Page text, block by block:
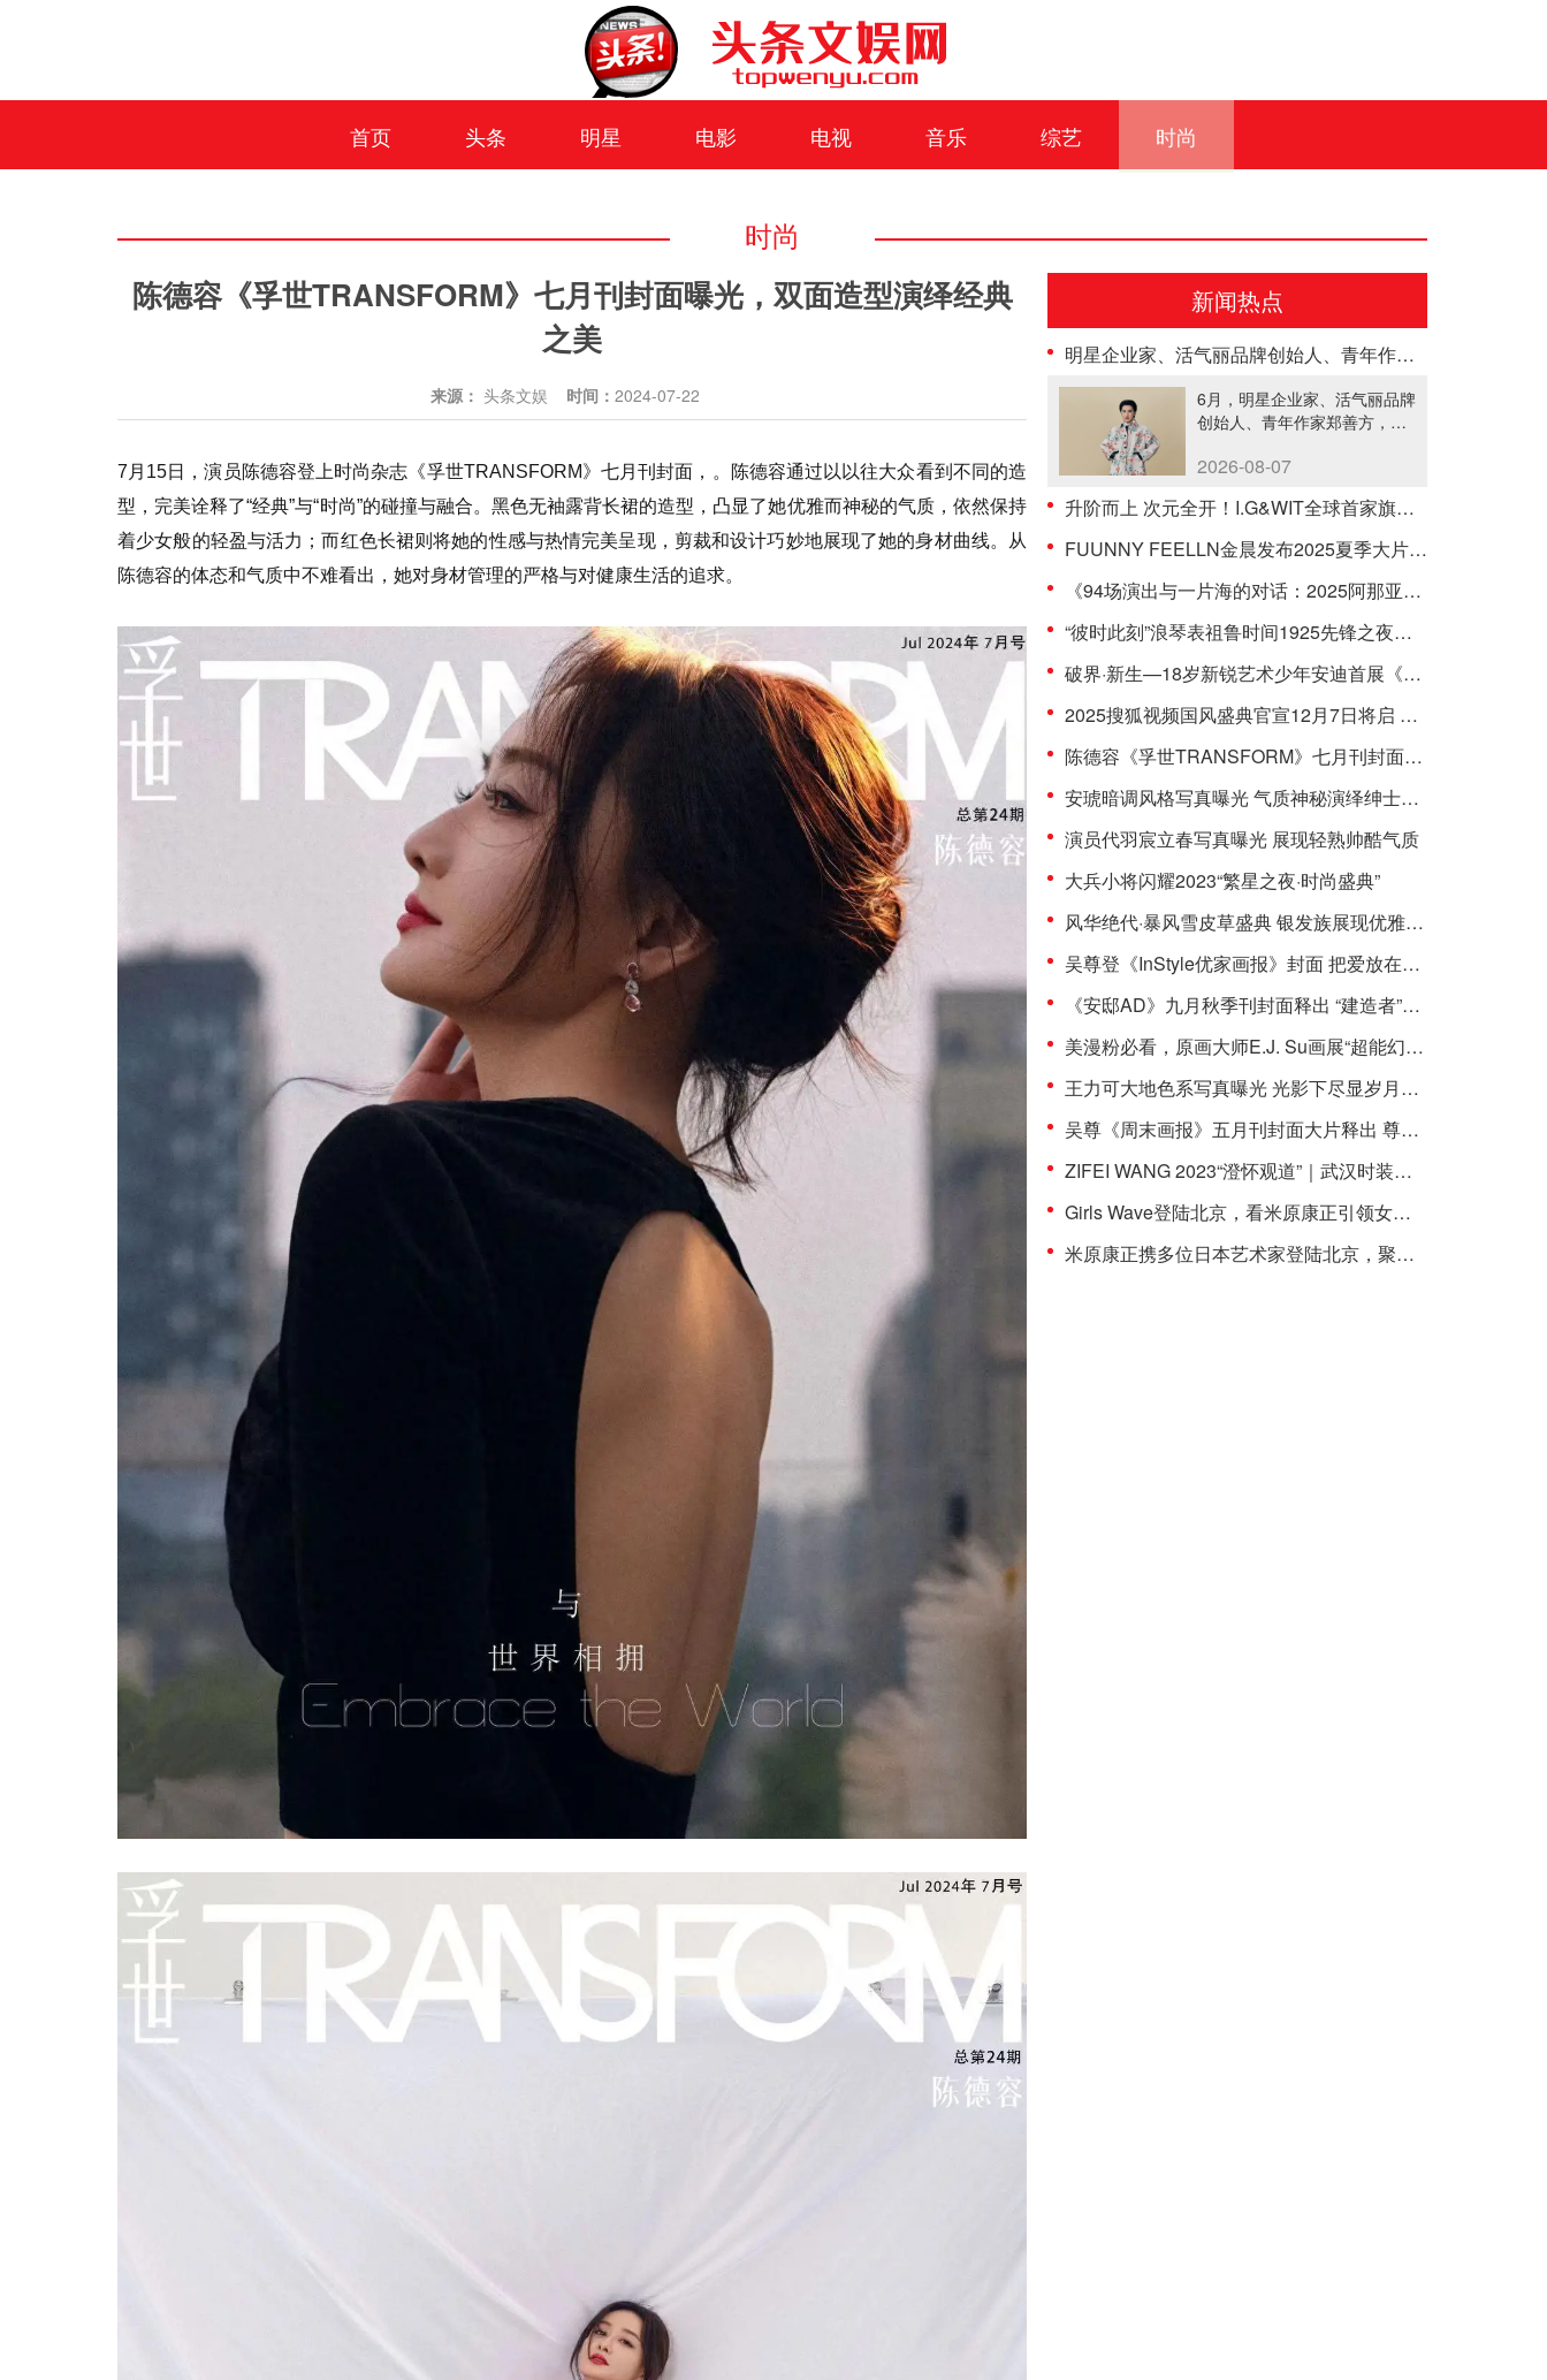
首页 头条 明星 电影 电视 音乐 综艺 时尚
时尚
陈德容《孚世TRANSFORM》七月刊封面曝光，双面造型演绎经典
之美
来源： 头条文娱 时间： 2024-07-22
7月15日，演员陈德容登上时尚杂志《孚世TRANSFORM》七月刊封面，。陈德容通过以以往大众看到不同的造
型，完美诠释了“经典”与“时尚”的碰撞与融合。黑色无袖露背长裙的造型，凸显了她优雅而神秘的气质，依然保持
着少女般的轻盈与活力；而红色长裙则将她的性感与热情完美呈现，剪裁和设计巧妙地展现了她的身材曲线。从
陈德容的体态和气质中不难看出，她对身材管理的严格与对健康生活的追求。
新闻热点
明星企业家、活气丽品牌创始人、青年作家郑善方荣登《势界POWERCIRCLES》6月刊
6月，明星企业家、活气丽品牌
创始人、青年作家郑善方，以
2026-08-07
升阶而上 次元全开！I.G&WIT全球首家旗舰店新年焕新开业
FUUNNY FEELLN金晨发布2025夏季大片「自由态度」
《94场演出与一片海的对话：2025阿那亚戏剧节五年艺术征程再出发》
“彼时此刻”浪琴表祖鲁时间1925先锋之夜暨沉浸式体验
破界·新生—18岁新锐艺术少年安迪首展《andy·wu 未定义》
2025搜狐视频国风盛典官宣12月7日将启 关注流直播汉服舞乐之美
陈德容《孚世TRANSFORM》七月刊封面曝光，双面造型演绎经典之美
安琥暗调风格写真曝光 气质神秘演绎绅士魅力
演员代羽宸立春写真曝光 展现轻熟帅酷气质
大兵小将闪耀2023“繁星之夜·时尚盛典”
风华绝代·暴风雪皮草盛典 银发族展现优雅的时尚风采
吴尊登《InStyle优家画报》封面 把爱放在身上 定格温暖时光
《安邸AD》九月秋季刊封面释出 “建造者”吴尊为家人打造爱的家园
美漫粉必看，原画大师E.J. Su画展“超能幻想”8月26日拉开帷幕
王力可大地色系写真曝光 光影下尽显岁月静好
吴尊《周末画报》五月刊封面大片释出 尊享平衡慢生活
ZIFEI WANG 2023“澄怀观道”｜武汉时装周闭幕秀成功举办
Girls Wave登陆北京，看米原康正引领女性新浪潮
米原康正携多位日本艺术家登陆北京，聚焦当下时代的女性语境